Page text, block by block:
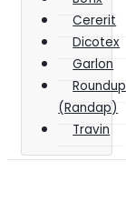
Cererit
Dicotex
Garlon
Roundup
(Randap)
Travin